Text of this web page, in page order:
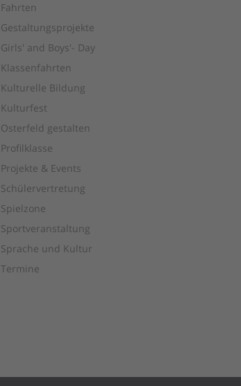
Fahrten
Gestaltungsprojekte
Girls' and Boys'- Day
Klassenfahrten
Kulturelle Bildung
Kulturfest
Osterfeld gestalten
Profilklasse
Projekte & Events
Schülervertretung
Spielzone
Sportveranstaltung
Sprache und Kultur
Termine